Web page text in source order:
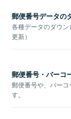
郵便番号データの
各種データのダウ
更新）
郵便番号・バーコ
郵便番号や、バー
す。